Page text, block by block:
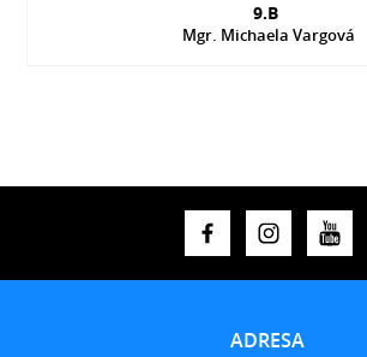
9.B
Mgr. Michaela Vargová
ADRESA